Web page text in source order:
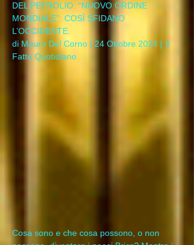
DEL PETROLIO. “NUOVO ORDINE
MONDIALE”: COSÌ SFIDANO
L’OCCIDENTE.
di Mauro Del Corno | 24 Ottobre 2024 | Il
Fatto Quotidiano
Cosa sono e che cosa possono, o non